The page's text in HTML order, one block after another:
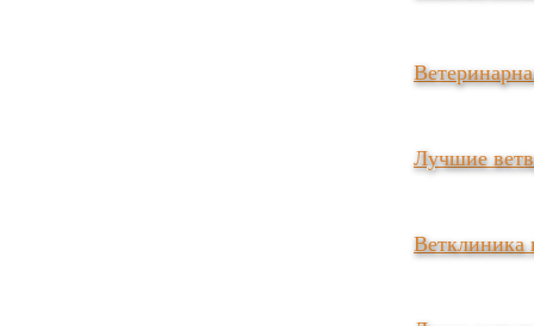
Лучшие
Ветклиника